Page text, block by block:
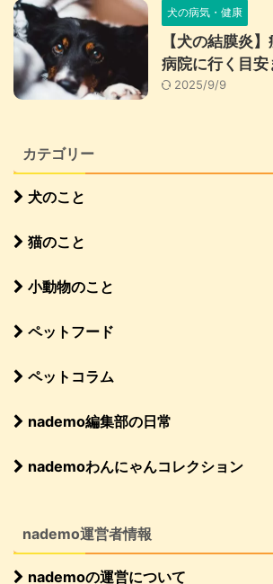
犬の病気・健康
【犬の結膜炎
病院に行く目安
2025/9/9
カテゴリー
犬のこと
猫のこと
小動物のこと
ペットフード
ペットコラム
nademo編集部の日常
nademoわんにゃんコレクション
nademo運営者情報
nademoの運営について